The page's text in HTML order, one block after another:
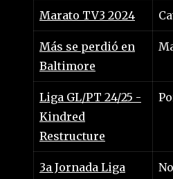
Marato TV3 2024
Más se perdió en
Baltimore
Liga GL/PT 24/25 -
Kindred
Restructure
3a Jornada Liga